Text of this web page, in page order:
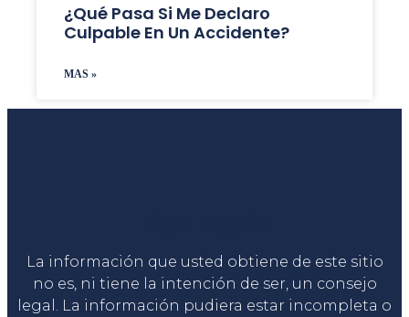
¿Qué Pasa Si Me Declaro
Culpable En Un Accidente?
MAS »
La información que usted obtiene de este sitio
no es, ni tiene la intención de ser, un consejo
legal. La información pudiera estar incompleta o